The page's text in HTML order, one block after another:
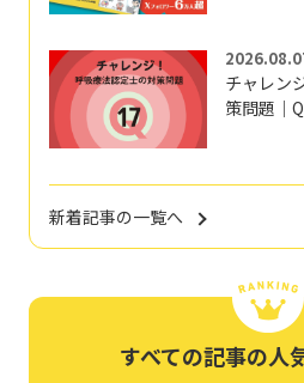
チャレン
策問題｜
新着記事の一覧へ
すべての記事の人